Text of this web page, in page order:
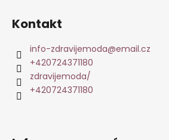
Kontakt
info-zdravijemoda@email.cz
+420724371180
zdravijemoda/
+420724371180